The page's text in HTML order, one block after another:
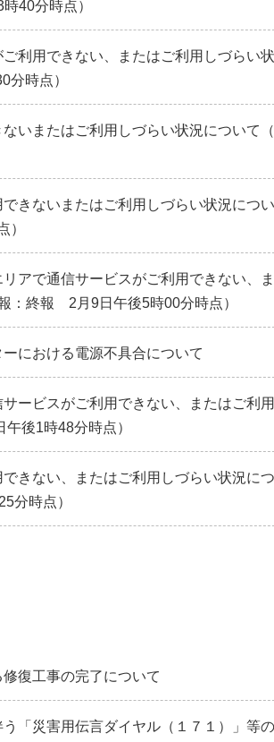
40分時点）
利用できない、またはご利用しづらい
分時点）
いまたはご利用しづらい状況について
きないまたはご利用しづらい状況につ
）
アで通信サービスがご利用できない、
：終報 2月9日午後5時00分時点）
における電源不具合について
サービスがご利用できない、またはご利
後1時48分時点）
きない、またはご利用しづらい状況に
分時点）
復工事の完了について
「災害用伝言ダイヤル（１７１）」等